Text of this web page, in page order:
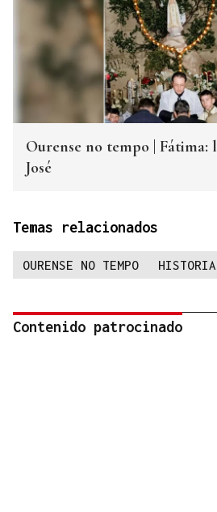
Ourense no tempo | Fátima:
José
Temas relacionados
OURENSE NO TEMPO HISTORIA
Contenido patrocinado